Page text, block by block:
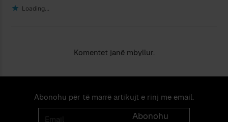
Loading...
Komentet janë mbyllur.
Abonohu për të marrë artikujt e rinj me email.
Email
Abonohu